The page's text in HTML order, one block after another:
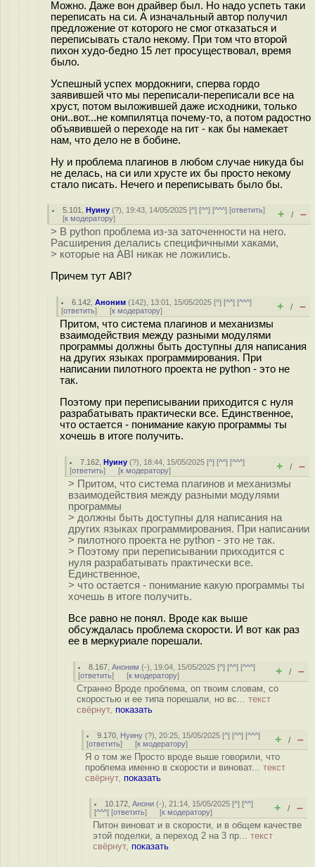
Можно. Даже вон драйвер был. Но надо успеть таки
переписать на си. А изначальный автор получил
предложение от которого не смог отказаться и
переписывать стало некому. При том что второй
пихон худо-бедно 15 лет просуществовал, время
было.
Успешный успех мордокниги, сперва гордо
заявившей что мы переписали-переписали все на
хруст, потом выложившей даже исходники, только
они..вот...не компилятца почему-то, а потом радостно
объявившей о переходе на гит - как бы намекает
нам, что дело не в бобине.
Ну и проблема плагинов в любом случае никуда бы
не делась, на си или хрусте их бы просто некому
стало писать. Нечего и переписывать было бы.
5.101 ,Нуину (?), 19:43, 14/05/2025 [^] [^^] [^^^] [ответить]
[к модератору] + / –
> В python проблема из-за заточенности на него.
Расширения делались специфичными хаками,
> которые на ABI никак не ложились.
Причем тут ABI?
6.142 ,Аноним (142), 13:01, 15/05/2025 [^] [^^] [^^^]
[ответить] [к модератору] + / –
Притом, что система плагинов и механизмы
взаимодействия между разными модулями
программы должны быть доступны для написания
на других языках программирования. При
написании пилотного проекта не python - это не
так.
Поэтому при переписывании приходится с нуля
разрабатывать практически все. Единственное,
что остается - понимание какую программы ты
хочешь в итоге получить.
7.162 ,Нуину (?), 18:44, 15/05/2025 [^] [^^] [^^^]
[ответить] [к модератору] + / –
> Притом, что система плагинов и механизмы
взаимодействия между разными модулями
программы
> должны быть доступны для написания на
других языках программирования. При написании
> пилотного проекта не python - это не так.
> Поэтому при переписывании приходится с
нуля разрабатывать практически все.
Единственное,
> что остается - понимание какую программы ты
хочешь в итоге получить.
Все равно не понял. Вроде как выше
обсуждалась проблема скорости. И вот как раз
ее в меркуриале порешали.
8.167 ,Аноним (-), 19:04, 15/05/2025 [^] [^^] [^^^]
[ответить] [к модератору] + / –
Странно Вроде проблема, оп твоим словам, со
скоростью и ее типа порешали, но вс... текст
свёрнут, показать
9.170 Нуину (?), 20:25, 15/05/2025 [^] [^^] [^^^]
[ответить] [к модератору] + / –
Я о том же Просто вроде выше говорили, что
проблема именно в скорости и виноват... текст
свёрнут, показать
10.172 ,Анони (-), 21:14, 15/05/2025 [^] [^^]
[^^^] [ответить] [к модератору] + / –
Питон виноват и в скорости, и в общем качестве
этой поделки, а переход 2 на 3 пр... текст
свёрнут, показать